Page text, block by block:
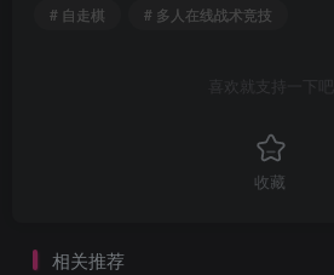
# 自走棋
# 多人在线战术竞技
喜欢就支持一下吧
收藏
相关推荐